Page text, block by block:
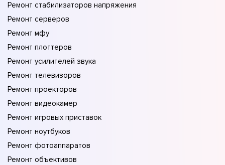
Ремонт стабилизаторов напряжения
Ремонт серверов
Ремонт мфу
Ремонт плоттеров
Ремонт усилителей звука
Ремонт телевизоров
Ремонт проекторов
Ремонт видеокамер
Ремонт игровых приставок
Ремонт ноутбуков
Ремонт фотоаппаратов
Ремонт объективов